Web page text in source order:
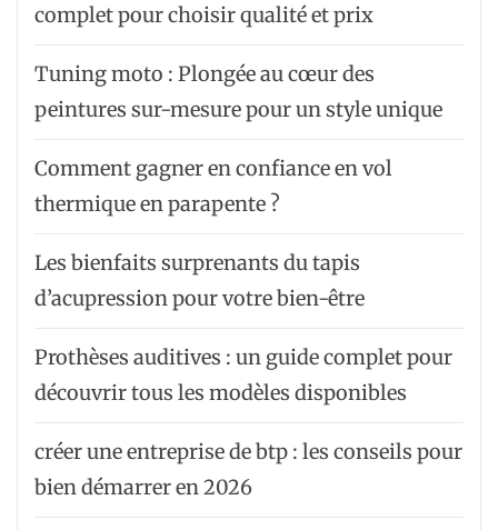
complet pour choisir qualité et prix
Tuning moto : Plongée au cœur des
peintures sur-mesure pour un style unique
Comment gagner en confiance en vol
thermique en parapente ?
Les bienfaits surprenants du tapis
d’acupression pour votre bien-être
Prothèses auditives : un guide complet pour
découvrir tous les modèles disponibles
créer une entreprise de btp : les conseils pour
bien démarrer en 2026